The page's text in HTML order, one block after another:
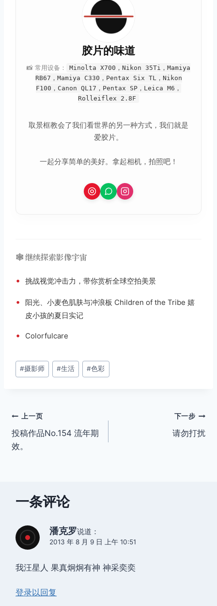
胶片的味道
📸 常用设备：
Minolta X700，Nikon 35Ti，Mamiya
RB67，Mamiya C330，Pentax Six TL，Nikon
F100，Canon QL17，Pentax SP，Leica M6，
Rolleiflex 2.8F
取景框教会了我们看世界的另一种方式，我们就是
爱胶片。
一起分享简单的美好。拿起相机，拍照吧！
🕸️ 继续探索影像宇宙
• 挑战视觉冲击力，带你赏析全球空拍美景
•
阳光、小麦色肌肤与冲浪板 Children of the Tribe 嬉
皮小孩的夏日实记
• Colorfulcare
文
章
#摄影师 #生活 #色彩
文
章
上一页
投稿作品No.154 流年期
效。
下一步
请勿打扰
一条评论
潘克罗说道：
2013 年 8 月 9 日 上午 10:51
我汪星人 果真炯炯有神 神采奕奕
登录以回复